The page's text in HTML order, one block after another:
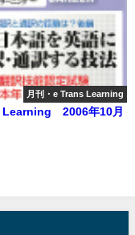
月刊・e Trans Learning
Learning 2006年10月